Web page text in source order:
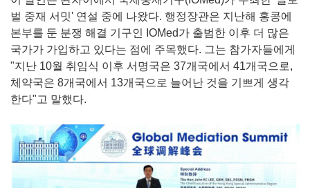
벌 중재 서밋' 연설 중에 나왔다. 행정장관은 지난해 홍콩에
본부를 둔 분쟁 해결 기구인 IOMed가 출범한 이후 더 많은
국가가 가입하고 있다는 점에 주목했다. 그는 참가자들에게
"지난 10월 취임식 이후 서명국은 37개국에서 41개국으로,
체약국은 8개국에서 13개국으로 늘어난 것을 기쁘게 생각
한다"고 말했다.